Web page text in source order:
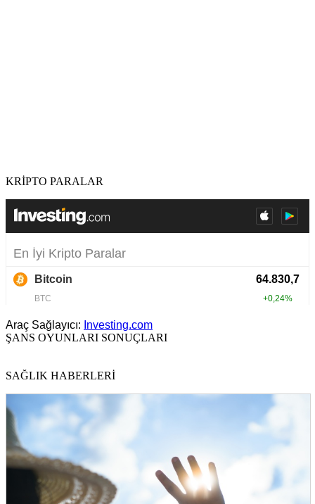
KRİPTO PARALAR
Araç Sağlayıcı: Investing.com
ŞANS OYUNLARI SONUÇLARI
SAĞLIK HABERLERİ